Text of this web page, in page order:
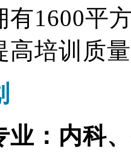
有1600平
高培训质
业：内科